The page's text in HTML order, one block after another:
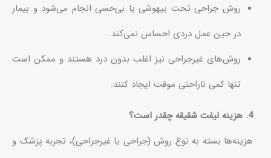
روش جراحی تحت بیهوشی یا بی‌حسی انجام می‌شود و بیمار
در حین عمل دردی احساس نمی‌کند.
روش‌های غیرجراحی نیز اغلب بدون درد هستند و ممکن است
تنها کمی ناراحتی موقت ایجاد کنند.
4. هزینه لیفت شقیقه چقدر است؟
هزینه‌ها بسته به نوع روش (جراحی یا غیرجراحی)، تجربه پزشک و